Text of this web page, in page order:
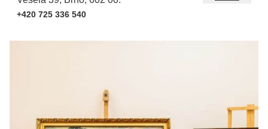
+420 725 336 540